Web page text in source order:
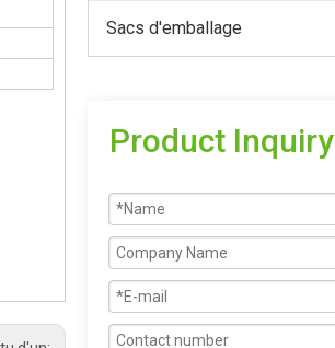
Sacs d'emballage
Product Inquiry